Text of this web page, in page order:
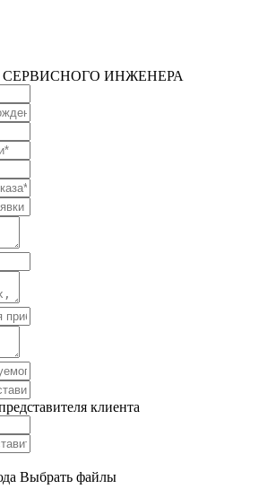
ИНЖЕНЕРА
клиента
Выбрать файлы